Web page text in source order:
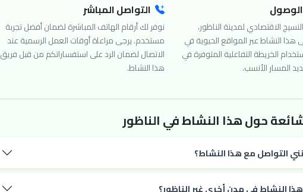
الاقتصادي لمدينة الناظور،
النشاط عبر المواقع الحيوية في
الخريطة التفاعلية المتوفرة في
المسار الأنسب.
التواصل المباشر
نوفر لك أرقام الهاتف المباشرة لضمان أفضل تجربة
مستخدم. يرجى مراعاة أوقات العمل الرسمية عند
الاتصال لضمان الرد على استفساراتكم من قبل فريق
هذا النشاط.
حول هذا النشاط في الناظور
التواصل مع هذا النشاط؟
النشاط في مدن أخرى غير الناظور؟